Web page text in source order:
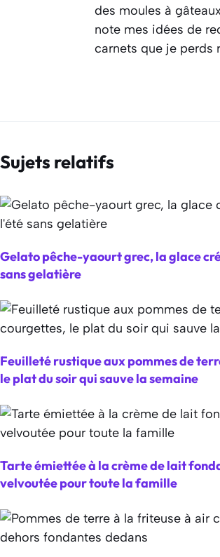
des moules à
note mes idées de
carnets que je perds
Sujets relatifs
Gelato pêche-yaourt grec, la glace
sans gelatière
Feuilleté rustique aux pommes de
le plat du soir qui sauve la semaine
Tarte émiettée à la crème de lait
velvoutée pour toute la famille